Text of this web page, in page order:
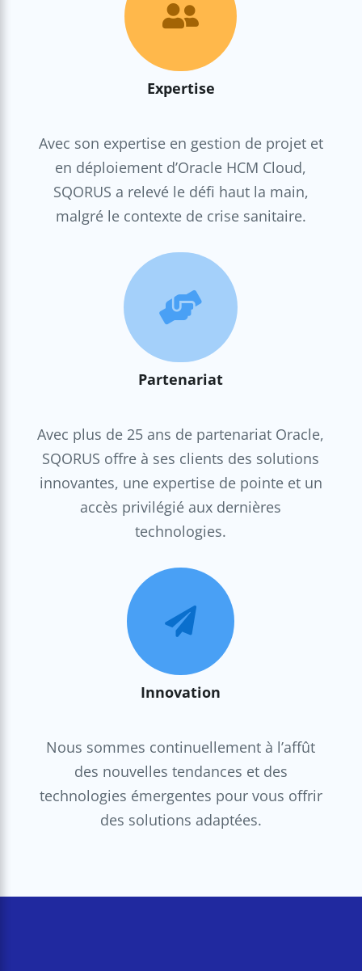

Expertise
Avec son expertise en gestion de projet et
en déploiement d’Oracle HCM Cloud,
SQORUS a relevé le défi haut la main,
malgré le contexte de crise sanitaire.

Partenariat
Avec plus de 25 ans de partenariat Oracle,
SQORUS offre à ses clients des solutions
innovantes, une expertise de pointe et un
accès privilégié aux dernières
technologies.

Innovation
Nous sommes continuellement à l’affût
des nouvelles tendances et des
technologies émergentes pour vous offrir
des solutions adaptées.